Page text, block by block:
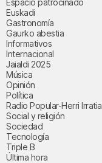
Euskadi
Gastronomía
Gaurko abestia
Informativos
Internacional
Jaialdi 2025
Música
Opinión
Política
Radio Popular-Herri Irratia
Social y religión
Sociedad
Tecnología
Triple B
Última hora